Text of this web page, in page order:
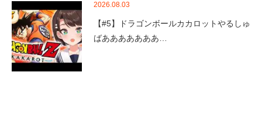
2026.08.03
【#5】ドラゴンボールカカロットやるしゅ
ばあああああああ…